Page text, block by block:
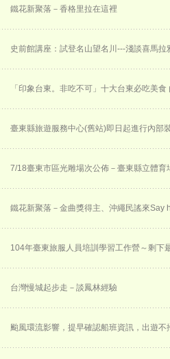
鐵花新聚落－香格里拉在這裡
史前館講座：試登名山望名川---淺談喜馬拉
「印象台東。非吃不可」十大台東必吃美食
臺東縣旅遊服務中心(舊站)即日起進行內部
7/18臺東市區光雕場次公佈－臺東縣立體育
鐵花新聚落－金曲獎得主、沖繩民謠來Say
104年臺東旅服人員培訓學習工作營～剩下
台灣慢城起步走－談鳳林經驗
颱風環流影響，提早確認船班資訊，出遊不